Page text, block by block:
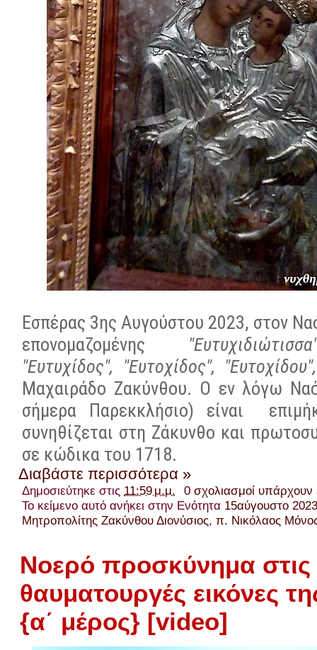
Εσπέρας 3ης Αυγούστου 2023, στον
επονομαζομένης "
"Ευτυχίδος", "Ευτοχίδος",
Μαχαιράδο Ζακύνθου. Ο εν λόγω
σήμερα Παρεκκλήσιο) είναι
συνηθίζεται στη Ζάκυνθο και
σε κώδικα του 1718.
Διαβάστε περισσότερα »
Δημοσιεύτηκε στις 11:59 μ.μ.
0 σχολιασμοί
Το κείμενο αυτό ανήκει στην Ενότητα 15αύγουστο
Μητροπολίτης Ζακύνθου Διονύσιος,π. Νικόλαος
Νοερό προσκύνημα στις
θαυματουργές εικόνες
{α΄ μέρος} [video]